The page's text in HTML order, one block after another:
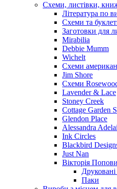
Схеми, листівки,
Література по
Схеми та
Заготовки для
Mirabilia
Debbie Mumm
Wichelt
Схеми
Jim Shore
Cхеми
Lavender & Lace
Stoney Creek
Cottage Garden
Glendon Place
Alessandra
Ink Circles
Blackbird
Just Nan
Вікторія
Паки